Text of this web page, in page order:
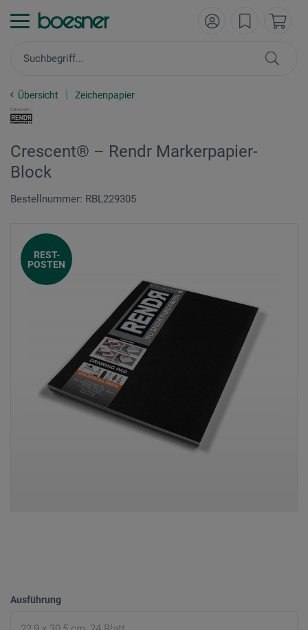
Übersicht Zeichenpapier
Crescent® – Rendr Markerpapier-
Block
Bestellnummer: RBL229305
REST-
POSTEN
Ausführung